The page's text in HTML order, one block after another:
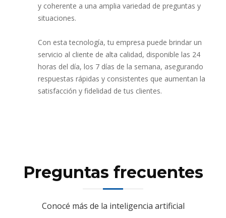
y coherente a una amplia variedad de preguntas y
situaciones.
Con esta tecnología, tu empresa puede brindar un
servicio al cliente de alta calidad, disponible las 24
horas del día, los 7 días de la semana, asegurando
respuestas rápidas y consistentes que aumentan la
satisfacción y fidelidad de tus clientes.
Preguntas frecuentes
Conocé más de la inteligencia artificial